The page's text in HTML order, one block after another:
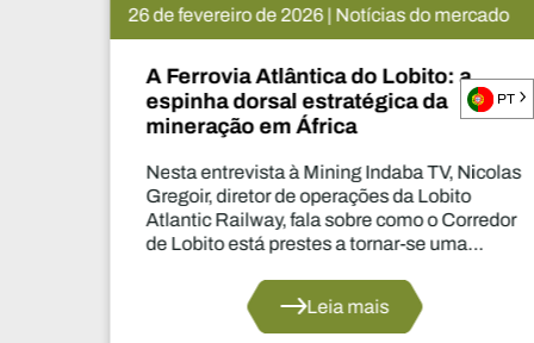
26 de fevereiro de 2026 | Notícias do mercado
A Ferrovia Atlântica do Lobito: a
espinha dorsal estratégica da
mineração em África
Nesta entrevista à Mining Indaba TV, Nicolas
Gregoir, diretor de operações da Lobito
Atlantic Railway, fala sobre como o Corredor
de Lobito está prestes a tornar-se uma
Leia mais
PT